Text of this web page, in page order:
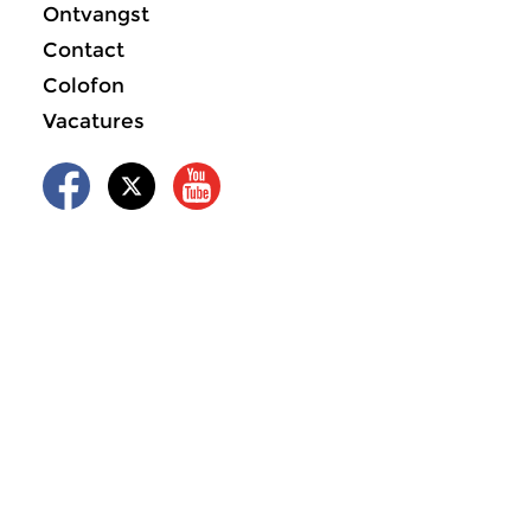
Ontvangst
Contact
Colofon
Vacatures